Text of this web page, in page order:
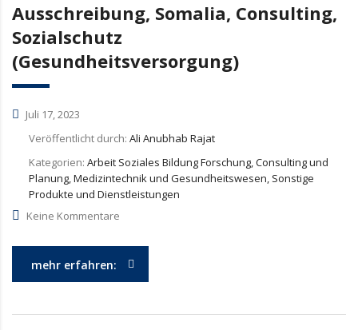
Ausschreibung, Somalia, Consulting,
Sozialschutz
(Gesundheitsversorgung)
Juli 17, 2023
Veröffentlicht durch: Ali Anubhab Rajat
Kategorien: Arbeit Soziales Bildung Forschung, Consulting und
Planung, Medizintechnik und Gesundheitswesen, Sonstige
Produkte und Dienstleistungen
Keine Kommentare
mehr erfahren: